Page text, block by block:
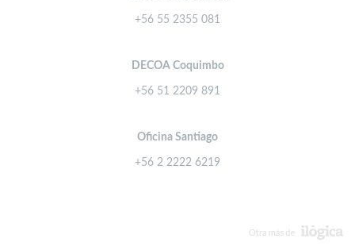
+56 55 2355 081
DECOA Coquimbo
+56 51 2209 891
Oficina Santiago
+56 2 2222 6219